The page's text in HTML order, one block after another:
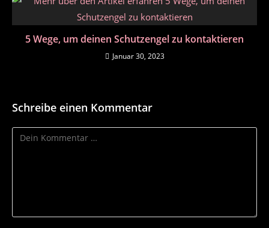
5 Wege, um deinen Schutzengel zu kontaktieren
Januar 30, 2023
Schreibe einen Kommentar
Kommentar